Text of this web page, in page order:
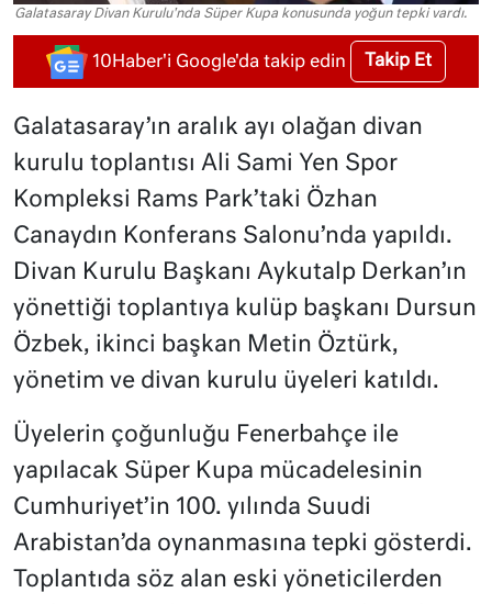
Galatasaray Divan Kurulu'nda Süper Kupa konusunda yoğun tepki vardı.
10Haber'i Google'da takip edin Takip Et
Galatasaray’ın aralık ayı olağan divan
kurulu toplantısı Ali Sami Yen Spor
Kompleksi Rams Park’taki Özhan
Canaydın Konferans Salonu’nda yapıldı.
Divan Kurulu Başkanı Aykutalp Derkan’ın
yönettiği toplantıya kulüp başkanı Dursun
Özbek, ikinci başkan Metin Öztürk,
yönetim ve divan kurulu üyeleri katıldı.
Üyelerin çoğunluğu Fenerbahçe ile
yapılacak Süper Kupa mücadelesinin
Cumhuriyet’in 100. yılında Suudi
Arabistan’da oynanmasına tepki gösterdi.
Toplantıda söz alan eski yöneticilerden